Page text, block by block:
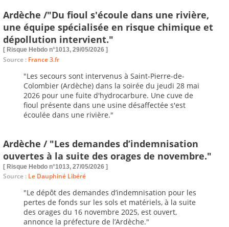
Ardèche /"Du fioul s'écoule dans une rivière,
une équipe spécialisée en risque chimique et
dépollution intervient."
[ Risque Hebdo n°1013, 29/05/2026 ]
Source : France 3.fr
"Les secours sont intervenus à Saint-Pierre-de-
Colombier (Ardèche) dans la soirée du jeudi 28 mai
2026 pour une fuite d'hydrocarbure. Une cuve de
fioul présente dans une usine désaffectée s'est
écoulée dans une rivière."
Ardèche / "Les demandes d’indemnisation
ouvertes à la suite des orages de novembre."
[ Risque Hebdo n°1013, 27/05/2026 ]
Source : Le Dauphiné Libéré
"Le dépôt des demandes d’indemnisation pour les
pertes de fonds sur les sols et matériels, à la suite
des orages du 16 novembre 2025, est ouvert,
annonce la préfecture de l’Ardèche."